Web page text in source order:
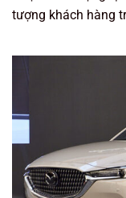
tượng khách hàng